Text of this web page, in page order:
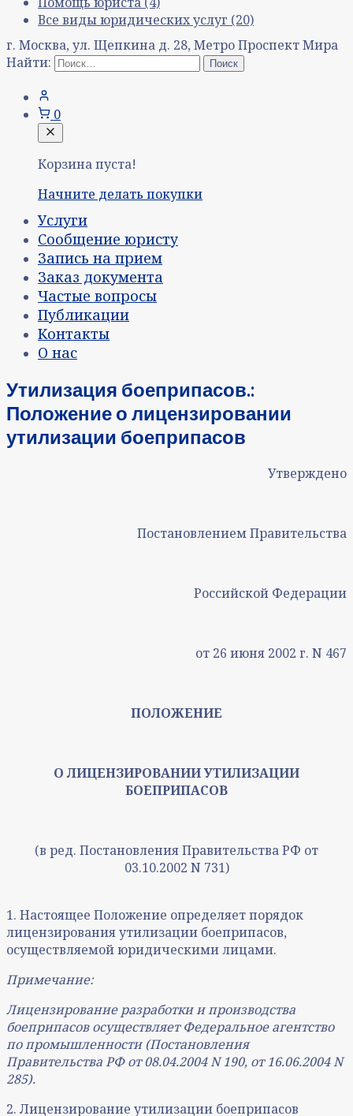
Все виды юридических услуг (20)
г. Москва, ул. Щепкина д. 28, Метро Проспект Мира
Найти:
0
Корзина пуста!
Начните делать покупки
Услуги
Сообщение юристу
Запись на прием
Заказ документа
Частые вопросы
Публикации
Контакты
О нас
Утилизация боеприпасов.:
Положение о лицензировании
утилизации боеприпасов
Утверждено
Постановлением Правительства
Российской Федерации
от 26 июня 2002 г. N 467
ПОЛОЖЕНИЕ
О ЛИЦЕНЗИРОВАНИИ УТИЛИЗАЦИИ
БОЕПРИПАСОВ
(в ред. Постановления Правительства РФ от
03.10.2002 N 731)
1. Настоящее Положение определяет порядок
лицензирования утилизации боеприпасов,
осуществляемой юридическими лицами.
Примечание:
Лицензирование разработки и производства
боеприпасов осуществляет Федеральное агентство
по промышленности (Постановления
Правительства РФ от 08.04.2004 N 190, от 16.06.2004 N
285).
2. Лицензирование утилизации боеприпасов